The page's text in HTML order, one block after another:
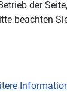
der
beachten